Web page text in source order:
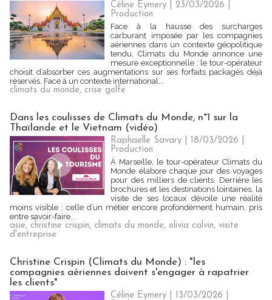
Céline Eymery | 23/03/2026
Production
Face à la hausse des surcharges
carburant imposée par les compagnies
aériennes dans un contexte géopolitique
tendu, Climats du Monde annonce une
mesure exceptionnelle : le tour-opérateur
choisit d’absorber ces augmentations sur ses forfaits packagés déjà
réservés. Face à un contexte international...
climats du monde, crise golfe
Dans les coulisses de Climats du Monde, n°1 sur la
Thaïlande et le Vietnam (vidéo)
Raphaelle Savary | 18/03/2026
Production
À Marseille, le tour-opérateur Climats du
Monde élabore chaque jour des voyages
pour des milliers de clients. Derrière les
brochures et les destinations lointaines, la
visite de ses locaux dévoile une réalité
moins visible : celle d’un métier encore profondément humain, pris
entre savoir-faire...
asie, christine crispin, climats du monde, olivia calvin, visite
d'entreprise
Christine Crispin (Climats du Monde) : "les
compagnies aériennes doivent s'engager à rapatrier
les clients"
Céline Eymery | 13/03/2026